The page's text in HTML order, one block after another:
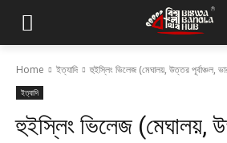
Home ইত্যাদি হুইস্লিং ভিলেজ (মেঘালয়, উত্তর পূর্বাঞ্চল,
ইত্যাদি
হুইস্লিং ভিলেজ (মেঘালয়,